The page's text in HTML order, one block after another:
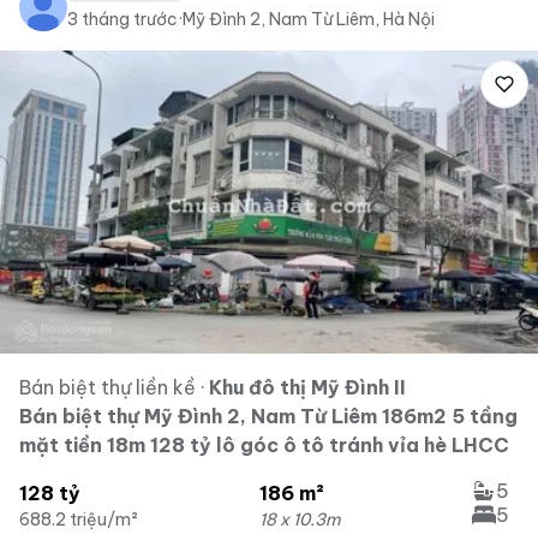
3 tháng trước·Mỹ Đình 2, Nam Từ Liêm, Hà Nội
Bán biệt thự liền kề · Khu đô thị Mỹ Đình II
Bán biệt thự Mỹ Đình 2, Nam Từ Liêm 186m2 5 tầng
mặt tiền 18m 128 tỷ lô góc ô tô tránh vỉa hè LHCC
128 tỷ
688.2 triệu/m²
186 m²
18 x 10.3m
5
5